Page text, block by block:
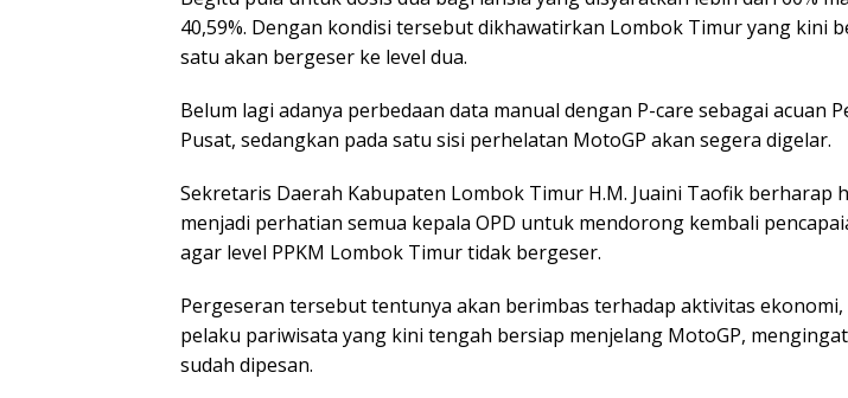
40,59%. Dengan kondisi tersebut dikhawatirkan Lombok Timur yang kini
satu akan bergeser ke level dua.
Belum lagi adanya perbedaan data manual dengan P-care sebagai acuan
Pusat, sedangkan pada satu sisi perhelatan MotoGP akan segera digelar.
Sekretaris Daerah Kabupaten Lombok Timur H.M. Juaini Taofik berharap
menjadi perhatian semua kepala OPD untuk mendorong kembali
agar level PPKM Lombok Timur tidak bergeser.
Pergeseran tersebut tentunya akan berimbas terhadap aktivitas ekonomi,
pelaku pariwisata yang kini tengah bersiap menjelang MotoGP,
sudah dipesan.